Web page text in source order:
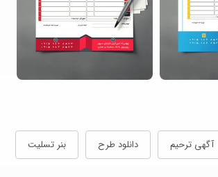
آگهی ترحیم دانلود طرح بنر تسلیت